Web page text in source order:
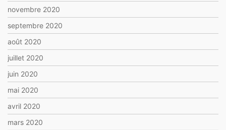
novembre 2020
septembre 2020
août 2020
juillet 2020
juin 2020
mai 2020
avril 2020
mars 2020